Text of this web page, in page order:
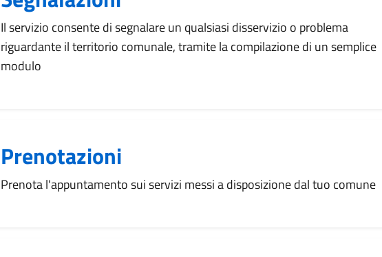
Il servizio consente di segnalare un qualsiasi disservizio o problema
riguardante il territorio comunale, tramite la compilazione di un semplice
modulo
Prenotazioni
Prenota l'appuntamento sui servizi messi a disposizione dal tuo comune